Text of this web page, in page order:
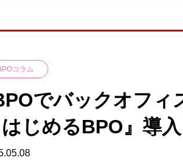
コラム
でバックオフィ
はじめるBPO』導